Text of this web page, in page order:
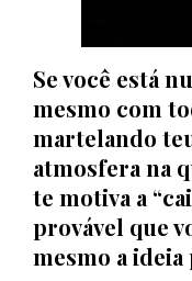
Se você está
mesmo com
martelando
atmosfera na
te motiva a
provável que
mesmo a